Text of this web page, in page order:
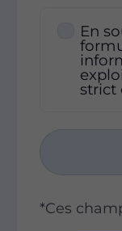
En
strict
*Ces